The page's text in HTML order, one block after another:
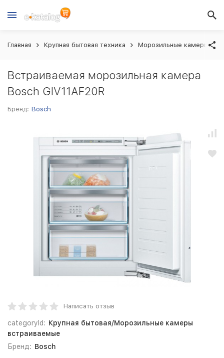
Главная Крупная бытовая техника Морозильные камеры
Встраиваемая морозильная камера
Bosch GIV11AF20R
Бренд: Bosch
Написать отзыв
categoryId: Крупная бытовая/Морозильные камеры
встраиваемые
Бренд: Bosch